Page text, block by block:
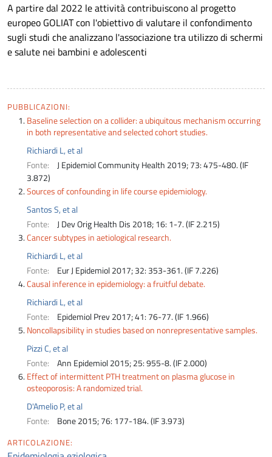
A partire dal 2022 le attività contribuiscono al progetto
europeo GOLIAT con l'obiettivo di valutare il confondimento
sugli studi che analizzano l'associazione tra utilizzo di schermi
e salute nei bambini e adolescenti
PUBBLICAZIONI:
Baseline selection on a collider: a ubiquitous mechanism occurring
in both representative and selected cohort studies.
Richiardi L, et al
Fonte:
J Epidemiol Community Health 2019; 73: 475-480. (IF
3.872)
Sources of confounding in life course epidemiology.
Santos S, et al
Fonte:
J Dev Orig Health Dis 2018; 16: 1-7. (IF 2.215)
Cancer subtypes in aetiological research.
Richiardi L, et al
Fonte:
Eur J Epidemiol 2017; 32: 353-361. (IF 7.226)
Causal inference in epidemiology: a fruitful debate.
Richiardi L, et al
Fonte:
Epidemiol Prev 2017; 41: 76-77. (IF 1.966)
Noncollapsibility in studies based on nonrepresentative samples.
Pizzi C, et al
Fonte:
Ann Epidemiol 2015; 25: 955-8. (IF 2.000)
Effect of intermittent PTH treatment on plasma glucose in
osteoporosis: A randomized trial.
D'Amelio P, et al
Fonte:
Bone 2015; 76: 177-184. (IF 3.973)
ARTICOLAZIONE: